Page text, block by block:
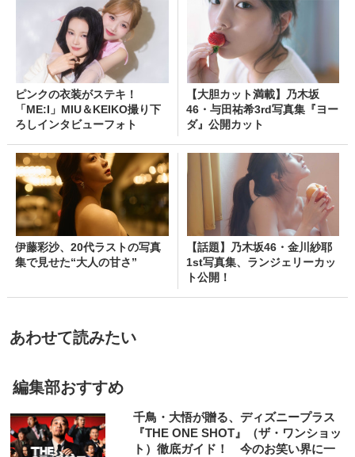
ピンクの衣装がステキ！
「ME:I」MIU＆KEIKO撮り下
ろしインタビューフォト
【大胆カット満載】乃木坂
46・与田祐希3rd写真集『ヨー
ダ』公開カット
伊藤彩沙、20代ラストの写真
集で見せた“大人の甘さ”
【話題】乃木坂46・金川紗耶
1st写真集、ランジェリーカッ
ト公開！
あわせて読みたい
編集部おすすめ
千鳥・大悟が贈る、ディズニープラス
『THE ONE SHOT』（ザ・ワンショッ
ト）徹底ガイド！ 今のお笑い界に一